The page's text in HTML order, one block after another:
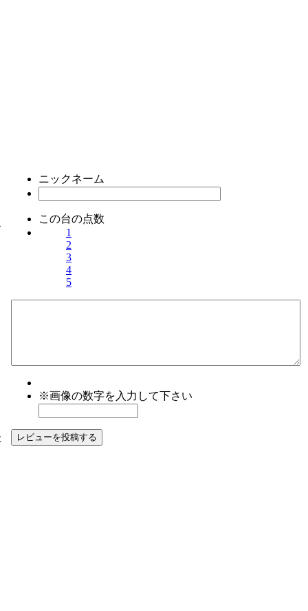
ニックネーム
この台の点数
1
2
3
4
5
※画像の数字を入力して下さい